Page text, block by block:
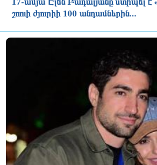
17-ամյա Էլեն Բադալյանը ստիպել է
շոուի ժյուրիի 100 անդամներին...